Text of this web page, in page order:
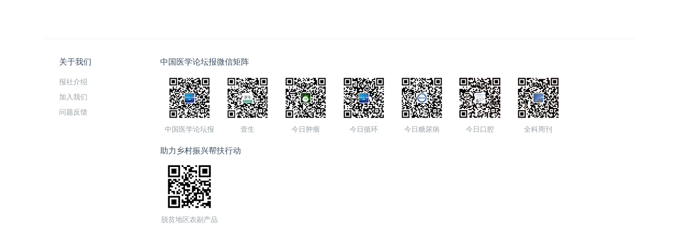
关于我们
报社介绍
加入我们
问题反馈
中国医学论坛报微信矩阵
中国医学论坛报 壹生 今日肿瘤 今日循环 今日糖尿病 今日口腔 全科周刊
助力乡村振兴帮扶行动
脱贫地区农副产品